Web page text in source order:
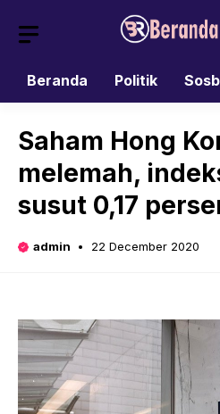
Beranda
Politik
Saham Hong
melemah,
susut 0,17
admin 22 December 2020